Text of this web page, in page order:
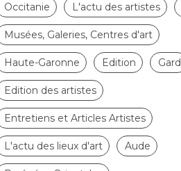
Occitanie L'actu des artistes
Musées, Galeries, Centres d'art
Haute-Garonne Edition Gard
Edition des artistes
Entretiens et Articles Artistes
L'actu des lieux d'art Aude